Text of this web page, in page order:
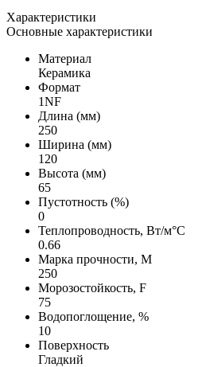
Характеристики
Основные характеристики
Материал
Керамика
Формат
1NF
Длина (мм)
250
Ширина (мм)
120
Высота (мм)
65
Пустотность (%)
0
Теплопроводность, Вт/м°С
0.66
Марка прочности, М
250
Морозостойкость, F
75
Водопоглощение, %
10
Поверхность
Гладкий